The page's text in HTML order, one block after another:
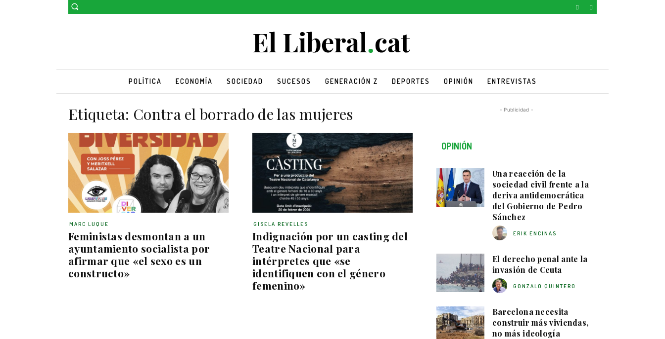
POLÍTICA ECONOMÍA SOCIEDAD SUCESOS GENERACIÓN Z DEPORTES OPINIÓN ENTREVISTAS
Etiqueta: Contra el borrado de las mujeres
Feministas desmontan a un
ayuntamiento socialista por
afirmar que «el sexo es un
constructo»
MARC LUQUE
Indignación por un casting del
Teatre Nacional para
intérpretes que «se
identifiquen con el género
femenino»
GISELA REVELLES
- Publicidad -
OPINIÓN
Una reacción de la
sociedad civil frente a la
deriva antidemocrática
del Gobierno de Pedro
Sánchez
ERIK ENCINAS
El derecho penal ante la
invasión de Ceuta
GONZALO QUINTERO
Barcelona necesita
construir más viviendas,
no más ideología